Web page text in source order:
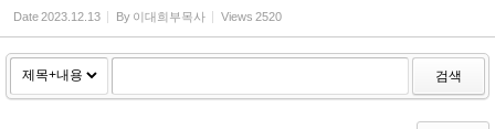
Date2023.12.13 By 이대희부목사 Views 2520
검색